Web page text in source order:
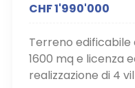
CHF 1'990'000
Terreno
1600 mq e licenza
realizzazione di 4